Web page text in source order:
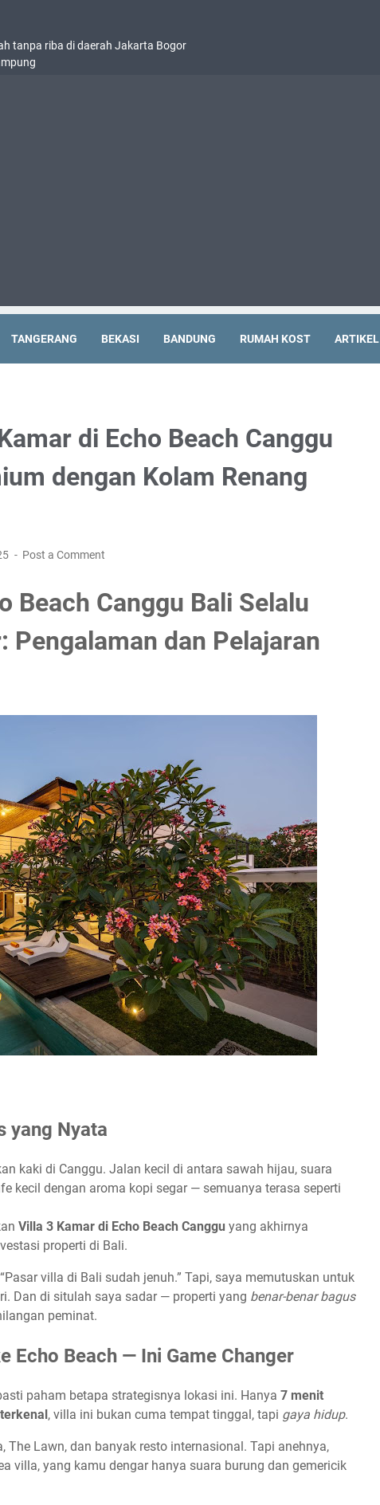
tanpa riba di daerah Jakarta Bogor
TANGERANG BEKASI BANDUNG RUMAH KOST ARTIKEL
di Echo Beach Canggu
dengan Kolam Renang
Post a Comment
Beach Canggu Bali Selalu
Pengalaman dan Pelajaran
yang Nyata
kaki di Canggu. Jalan kecil di antara sawah hijau, suara
kecil dengan aroma kopi segar — semuanya terasa seperti
Villa 3 Kamar di Echo Beach Canggu yang akhirnya
properti di Bali.
villa di Bali sudah jenuh.” Tapi, saya memutuskan untuk
Dan di situlah saya sadar — properti yang benar-benar bagus
peminat.
Echo Beach — Ini Game Changer
paham betapa strategisnya lokasi ini. Hanya 7 menit
, villa ini bukan cuma tempat tinggal, tapi gaya hidup.
The Lawn, dan banyak resto internasional. Tapi anehnya,
villa, yang kamu dengar hanya suara burung dan gemericik